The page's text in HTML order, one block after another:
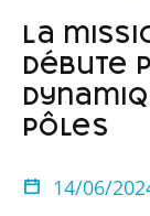
La
débute
pôles
14/06/